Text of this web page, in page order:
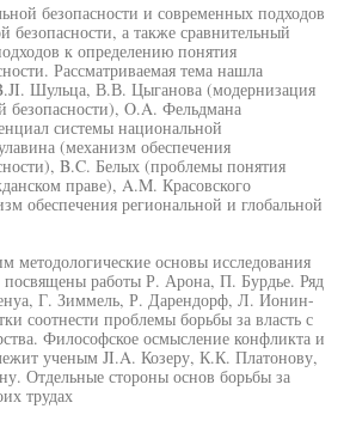
безопасности и современных подходов
безопасности, а также сравнительный
к определению понятия
Рассматриваемая тема нашла
Шульца, В.В. Цыганова (модернизация
безопасности), O.A. Фельдмана
системы национальной
(механизм обеспечения
B.C. Белых (проблемы понятия
праве), A.M. Красовского
обеспечения региональной и глобальной
основы исследования
посвящены работы Р. Арона, П. Бурдье. Ряд
Г. Зиммель, Р. Дарендорф, Л. Ионин-
соотнести проблемы борьбы за власть с
Философское осмысление конфликта и
ученым JI.A. Козеру, К.К. Платонову,
Отдельные стороны основ борьбы за
трудах